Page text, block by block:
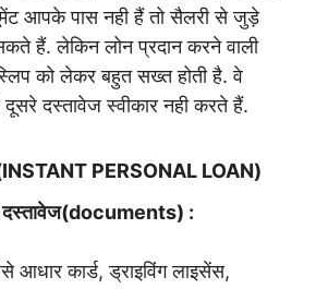
आपके पास नही हैं तो सैलरी से जुड़े
हैं. लेकिन लोन प्रदान करने वाली
को लेकर बहुत सख्त होती है. वे
दस्तावेज स्वीकार नही करते हैं.
PERSONAL LOAN)
:
आधार कार्ड, ड्राइविंग लाइसेंस,